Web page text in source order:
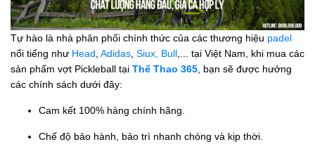
Tự hào là nhà phân phối chính thức của các thương hiệu padel
nổi tiếng như Head, Adidas, Siux, Bull,... tại Việt Nam, khi mua các
sản phẩm vợt Pickleball tại Thể Thao 365, bạn sẽ được hưởng
các chính sách dưới đây:
Cam kết 100% hàng chính hãng.
Chế độ bảo hành, bảo trì nhanh chóng và kịp thời.